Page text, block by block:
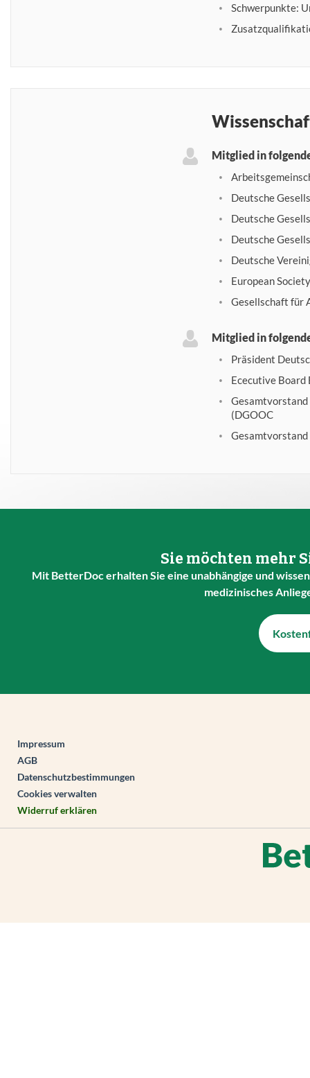
Schwerpunkte:
Mitglied in
Deutsche
Deutsche
Deutsche
Deutsche
European
Gesellschaft für
Mitglied in
Präsident
Ececutive Board
(DGOOC
Sie möchten mehr
Mit BetterDoc erhalten Sie eine unabhängige und
medizinisches
Impressum
AGB
Datenschutzbestimmungen
Cookies verwalten
Widerruf erklären